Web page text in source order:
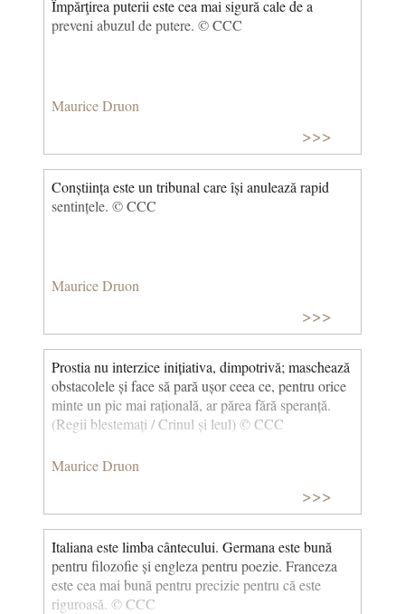
Împărţirea puterii este cea mai sigură cale de a
preveni abuzul de putere. © CCC
Maurice Druon
>>>
Conștiința este un tribunal care își anulează rapid
sentințele. © CCC
Maurice Druon
>>>
Prostia nu interzice inițiativa, dimpotrivă; maschează
obstacolele și face să pară ușor ceea ce, pentru orice
minte un pic mai rațională, ar părea fără speranță.
(Regii blestemați / Crinul și leul) © CCC
Maurice Druon
>>>
Italiana este limba cântecului. Germana este bună
pentru filozofie și engleza pentru poezie. Franceza
este cea mai bună pentru precizie pentru că este
riguroasă. © CCC